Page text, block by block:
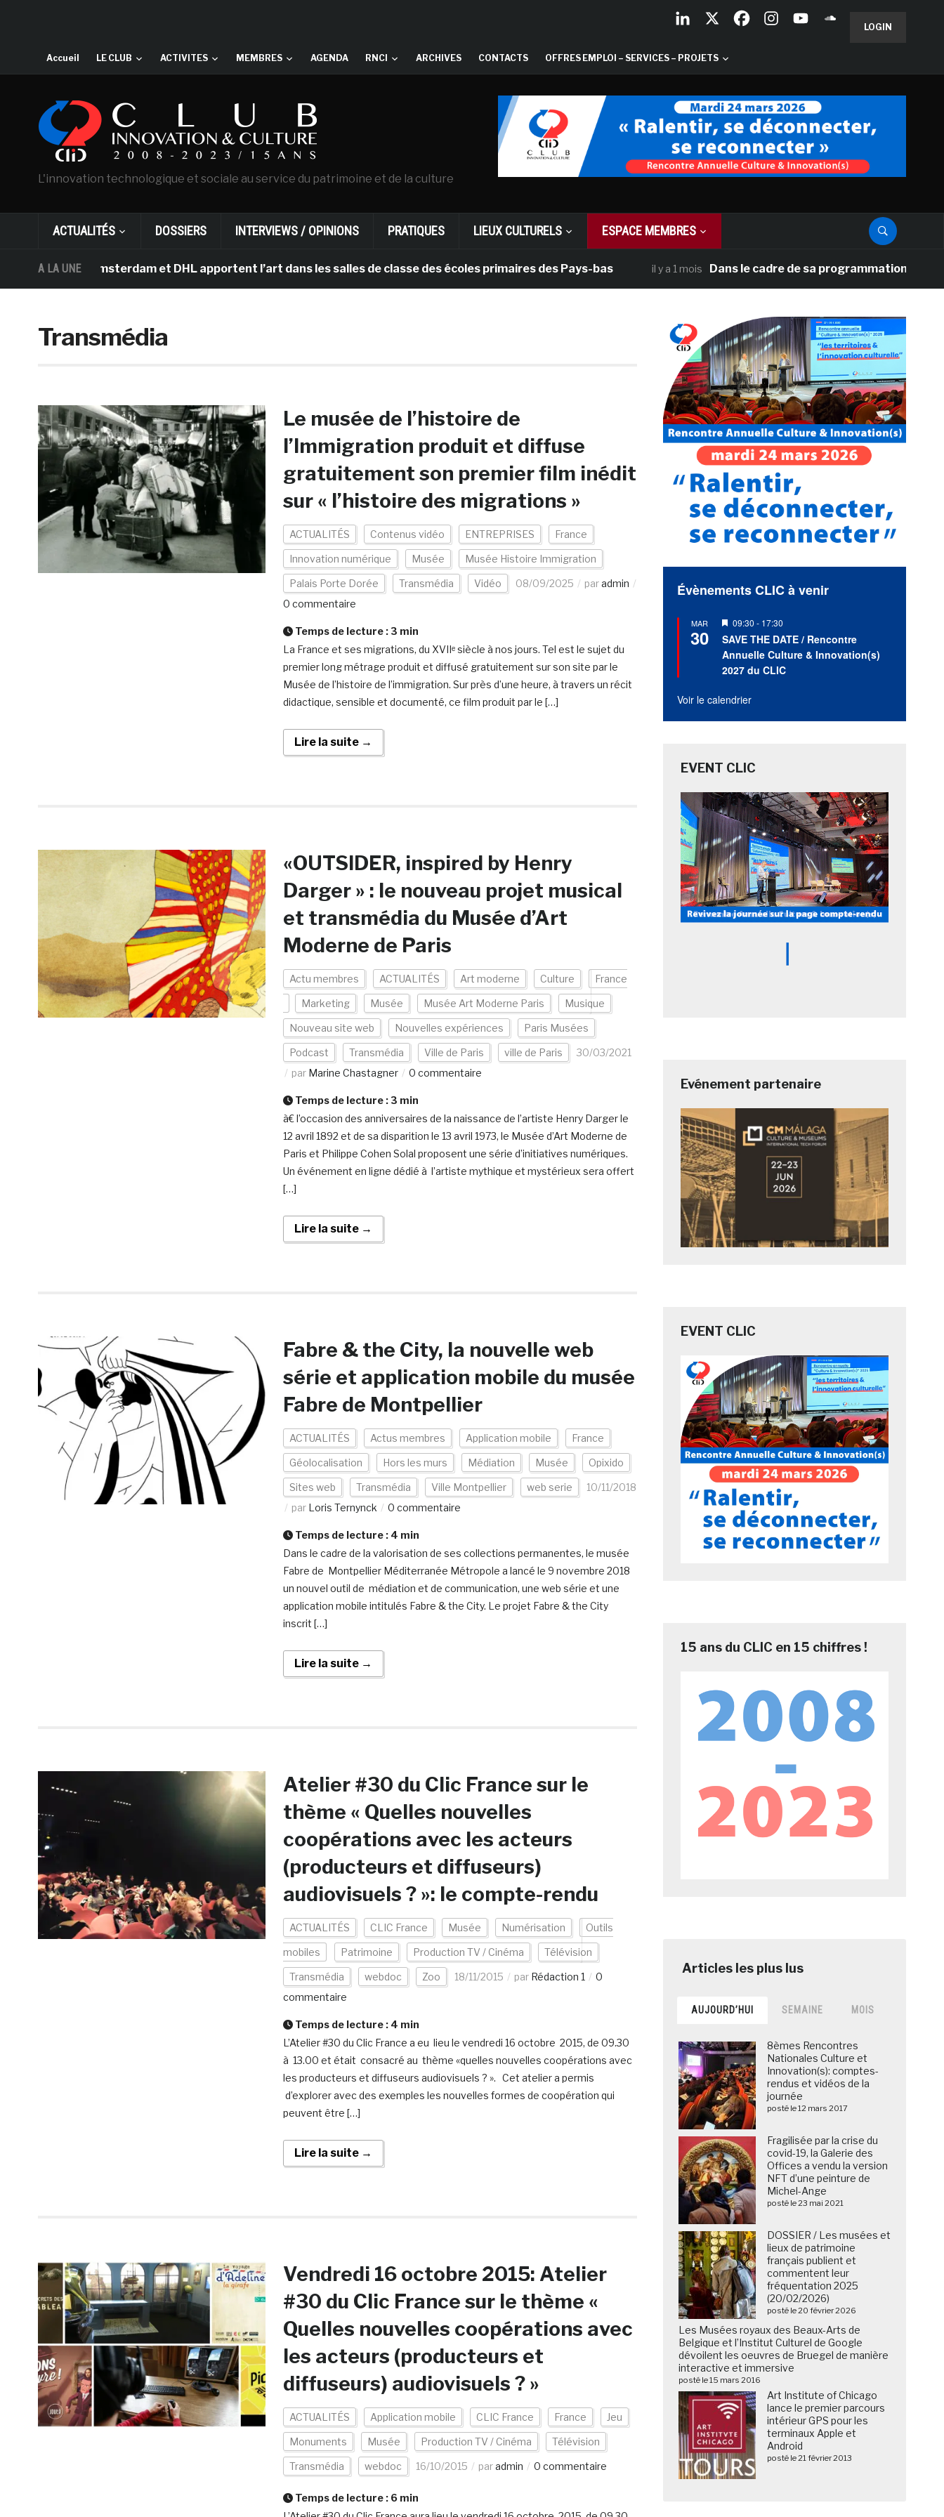
LOGIN
Accueil LE CLUB ACTIVITES MEMBRES AGENDA RNCI ARCHIVES CONTACTS OFFRES EMPLOI – SERVICES – PROJETS
L'innovation technologique et sociale au service du patrimoine et de la culture
ACTUALITÉS DOSSIERS INTERVIEWS / OPINIONS PRATIQUES LIEUX CULTURELS ESPACE MEMBRES
A LA UNE
Gogh d’Amsterdam et DHL apportent l’art dans les salles de classe des écoles primaires des Pays-bas il y a 1 mois Dans le cadre de sa programmation américaine,
Transmédia
Le musée de l’histoire de
l’Immigration produit et diffuse
gratuitement son premier film inédit
sur « l’histoire des migrations »
ACTUALITÉS Contenus vidéo ENTREPRISES France
Innovation numérique Musée Musée Histoire Immigration
Palais Porte Dorée Transmédia Vidéo 08/09/2025 paradmin
0 commentaire
Temps de lecture : 3 min
La France et ses migrations, du XVIIᵉ siècle à nos jours. Tel est le sujet du
premier long métrage produit et diffusé gratuitement sur son site par le
Musée de l’histoire de l’immigration. Sur près d’une heure, à travers un récit
didactique, sensible et documenté, ce film produit par le […]
Lire la suite →
«OUTSIDER, inspired by Henry
Darger » : le nouveau projet musical
et transmédia du Musée d’Art
Moderne de Paris
Actu membres ACTUALITÉS Art moderne Culture France
Marketing Musée Musée Art Moderne Paris Musique
Nouveau site web Nouvelles expériences Paris Musées
Podcast Transmédia Ville de Paris ville de Paris
30/03/2021
par Marine Chastagner 0 commentaire
Temps de lecture : 3 min
à€ l’occasion des anniversaires de la naissance de l’artiste Henry Darger le
12 avril 1892 et de sa disparition le 13 avril 1973, le Musée d’Art Moderne de
Paris et Philippe Cohen Solal proposent une série d’initiatives numériques.
Un événement en ligne dédié à l’artiste mythique et mystérieux sera offert
[…]
Lire la suite →
Fabre & the City, la nouvelle web
série et application mobile du musée
Fabre de Montpellier
ACTUALITÉS Actus membres Application mobile France
Géolocalisation Hors les murs Médiation Musée Opixido
Sites web Transmédia Ville Montpellier web serie
10/11/2018
par Loris Ternynck 0 commentaire
Temps de lecture : 4 min
Dans le cadre de la valorisation de ses collections permanentes, le musée
Fabre de Montpellier Méditerranée Métropole a lancé le 9 novembre 2018
un nouvel outil de médiation et de communication, une web série et une
application mobile intitulés Fabre & the City. Le projet Fabre & the City
inscrit […]
Lire la suite →
Atelier #30 du Clic France sur le
thème « Quelles nouvelles
coopérations avec les acteurs
(producteurs et diffuseurs)
audiovisuels ? »: le compte-rendu
ACTUALITÉS CLIC France Musée Numérisation Outils
mobiles Patrimoine Production TV / Cinéma Télévision
Transmédia webdoc Zoo 18/11/2015 par Rédaction 1
0
commentaire
Temps de lecture : 4 min
L’Atelier #30 du Clic France a eu lieu le vendredi 16 octobre 2015, de 09.30
à 13.00 et était consacré au thème «quelles nouvelles coopérations avec
les producteurs et diffuseurs audiovisuels ? ». Cet atelier a permis
d’explorer avec des exemples les nouvelles formes de coopération qui
peuvent être […]
Lire la suite →
Vendredi 16 octobre 2015: Atelier
#30 du Clic France sur le thème «
Quelles nouvelles coopérations avec
les acteurs (producteurs et
diffuseurs) audiovisuels ? »
ACTUALITÉS Application mobile CLIC France France Jeu
Monuments Musée Production TV / Cinéma Télévision
Transmédia webdoc 16/10/2015 paradmin 0 commentaire
Temps de lecture : 6 min
Évènements CLIC à venir
MAR
30
Mis
en
avant
09:30 - 17:30
SAVE THE DATE / Rencontre
Annuelle Culture & Innovation(s)
2027 du CLIC
Voir le calendrier
EVENT CLIC
Evénement partenaire
EVENT CLIC
15 ans du CLIC en 15 chiffres !
AUJOURD’HUI SEMAINE MOIS
8èmes Rencontres
Nationales Culture et
Innovation(s): comptes-
rendus et vidéos de la
journée
posté le 12 mars 2017
Fragilisée par la crise du
covid-19, la Galerie des
Offices a vendu la version
NFT d’une peinture de
Michel-Ange
posté le 23 mai 2021
DOSSIER / Les musées et
lieux de patrimoine
français publient et
commentent leur
fréquentation 2025
(20/02/2026)
posté le 20 février 2026
Les Musées royaux des Beaux-Arts de
Belgique et l’Institut Culturel de Google
dévoilent les oeuvres de Bruegel de manière
interactive et immersive
posté le 15 mars 2016
Art Institute of Chicago
lance le premier parcours
intérieur GPS pour les
terminaux Apple et
Android
posté le 21 février 2013